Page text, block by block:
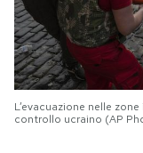
L’evacuazione nelle
controllo ucraino (AP